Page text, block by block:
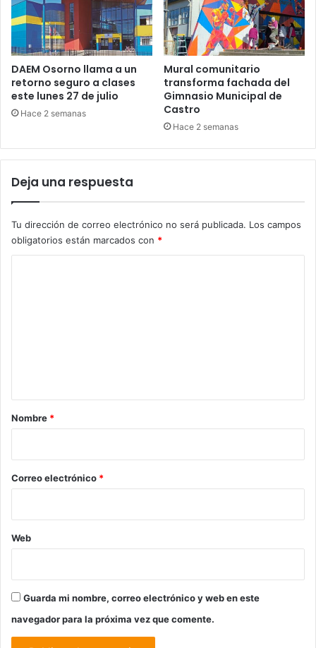
DAEM Osorno llama a un
retorno seguro a clases
este lunes 27 de julio
Hace 2 semanas
Mural comunitario
transforma fachada del
Gimnasio Municipal de
Castro
Hace 2 semanas
Deja una respuesta
Tu dirección de correo electrónico no será publicada. Los campos
obligatorios están marcados con *
r
*
Nombre *
Correo electrónico *
Web
Guarda mi nombre, correo electrónico y web en este
navegador para la próxima vez que comente.